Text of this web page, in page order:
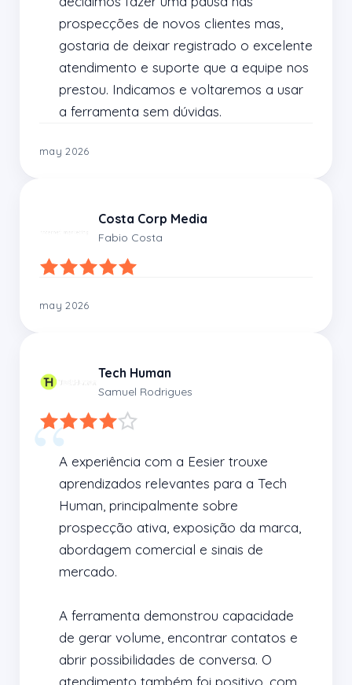
prospecções de novos clientes mas,
gostaria de deixar registrado o excelente
atendimento e suporte que a equipe nos
prestou. Indicamos e voltaremos a usar
a ferramenta sem dúvidas.
may 2026
Costa Corp Media
Fabio Costa
may 2026
Tech Human
Samuel Rodrigues
A experiência com a Eesier trouxe
aprendizados relevantes para a Tech
Human, principalmente sobre
prospecção ativa, exposição da marca,
abordagem comercial e sinais de
mercado.
A ferramenta demonstrou capacidade
de gerar volume, encontrar contatos e
abrir possibilidades de conversa. O
atendimento também foi positivo, com